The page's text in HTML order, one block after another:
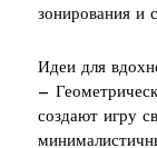
зонирования и
Идеи для
—
создают игру